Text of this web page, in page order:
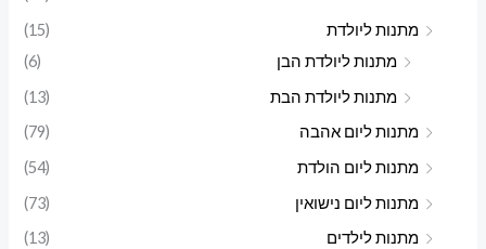
מתנות ליולדת
(15)
מתנות ליולדת הבן
(6)
מתנות ליולדת הבת
(13)
מתנות ליום אהבה
(79)
מתנות ליום הולדת
(54)
מתנות ליום נישואין
(73)
מתנות לילדים
(13)